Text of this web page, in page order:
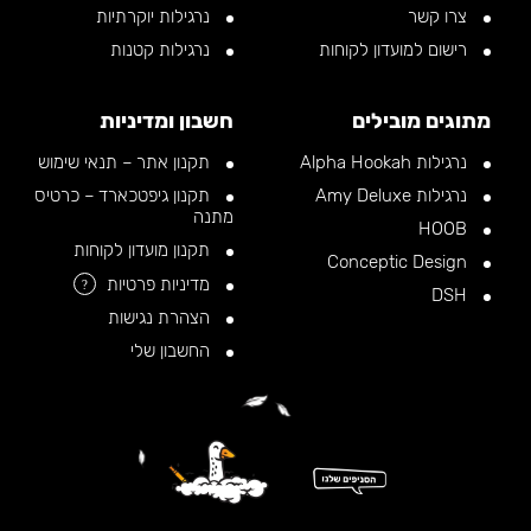
צרו קשר
רישום למועדון לקוחות
נרגילות יוקרתיות
נרגילות קטנות
מתוגים מובילים
נרגילות Alpha Hookah
נרגילות Amy Deluxe
חשבון ומדיניות
תקנון אתר – תנאי שימוש
תקנון גיפטכארד – כרטיס
מתנה
תקנון מועדון לקוחות
מדיניות פרטיות
?
הצהרת נגישות
החשבון שלי